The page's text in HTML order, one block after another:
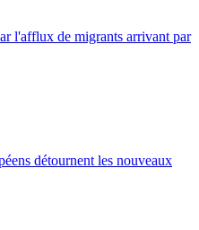
l'afflux de migrants arrivant par
détournent les nouveaux